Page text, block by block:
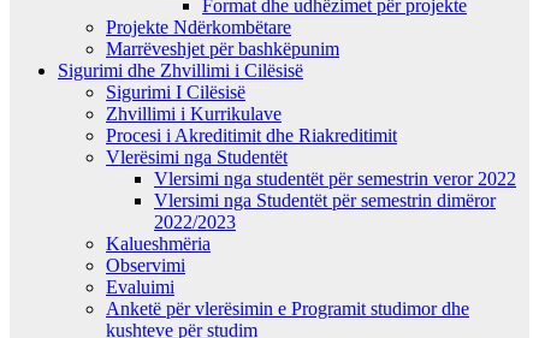
Format dhe udhëzimet për projekte
Projekte Ndërkombëtare
Marrëveshjet për bashkëpunim
Sigurimi dhe Zhvillimi i Cilësisë
Sigurimi I Cilësisë
Zhvillimi i Kurrikulave
Procesi i Akreditimit dhe Riakreditimit
Vlerësimi nga Studentët
Vlersimi nga studentët për semestrin veror 2022
Vlersimi nga Studentët për semestrin dimëror
2022/2023
Kalueshmëria
Observimi
Evaluimi
Anketë për vlerësimin e Programit studimor dhe
kushteve për studim